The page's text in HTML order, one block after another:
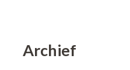
Archief